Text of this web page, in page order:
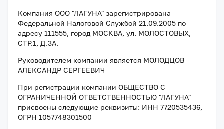
Компания ООО "ЛАГУНА" зарегистрирована
Федеральной Налоговой Службой 21.09.2005 по
адресу 111555, город МОСКВА, ул. МОЛОСТОВЫХ,
СТР.1, Д.3А.
Руководителем компании является МОЛОДЦОВ
АЛЕКСАНДР СЕРГЕЕВИЧ
При регистрации компании ОБЩЕСТВО С
ОГРАНИЧЕННОЙ ОТВЕТСТВЕННОСТЬЮ "ЛАГУНА"
присвоены следующие реквизиты: ИНН 7720535436,
ОГРН 1057748301500